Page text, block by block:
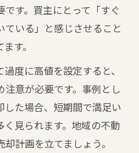
す。買主にとって「すぐ
いる」と感じさせること
す。
度に高値を設定すると、
意が必要です。事例とし
た場合、短期間で満足い
見られます。地域の不動
計画を立てましょう。